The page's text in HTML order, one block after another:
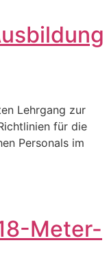
Lehrgang zur
für die
Personals im
Meter-